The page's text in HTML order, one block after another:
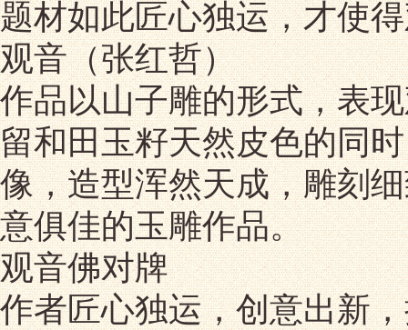
题材如此匠心独运，才使
观音（张红哲）
作品以山子雕的形式，表
留和田玉籽天然皮色的同
像，造型浑然天成，雕刻
意俱佳的玉雕作品。
观音佛对牌
作者匠心独运，创意出新